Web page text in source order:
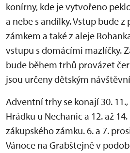
konírny, kde je vytvořeno
a nebe s andílky. Vstup bude
zámkem a také z aleje
vstupu s domácími mazlíčky.
bude během trhů provázet
jsou určeny dětským
Adventní trhy se konají 30. 11.,
Hrádku u Nechanic a 12. až
zákupského zámku. 6. a 7.
Vánoce na Grabštejně v